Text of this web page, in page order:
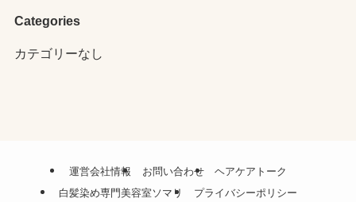
Categories
カテゴリーなし
運営会社情報 お問い合わせ
ヘアケアトーク
白髪染め専門美容室ソマリ
プライバシーポリシー